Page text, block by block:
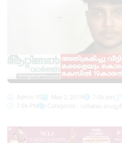
Admin YS May 2, 2019 7:06 pm
7:06 PM
Categories : വർക്കല വെട്ടൂർ